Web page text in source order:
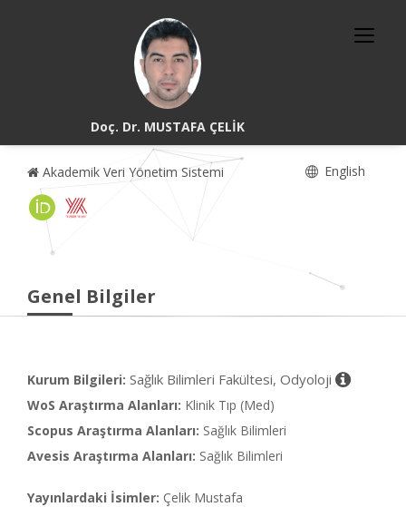
Doç. Dr. MUSTAFA ÇELİK
Akademik Veri Yönetim Sistemi English
Genel Bilgiler
Kurum Bilgileri: Sağlık Bilimleri Fakültesi, Odyoloji
WoS Araştırma Alanları: Klinik Tıp (Med)
Scopus Araştırma Alanları: Sağlık Bilimleri
Avesis Araştırma Alanları: Sağlık Bilimleri
Yayınlardaki İsimler: Çelik Mustafa